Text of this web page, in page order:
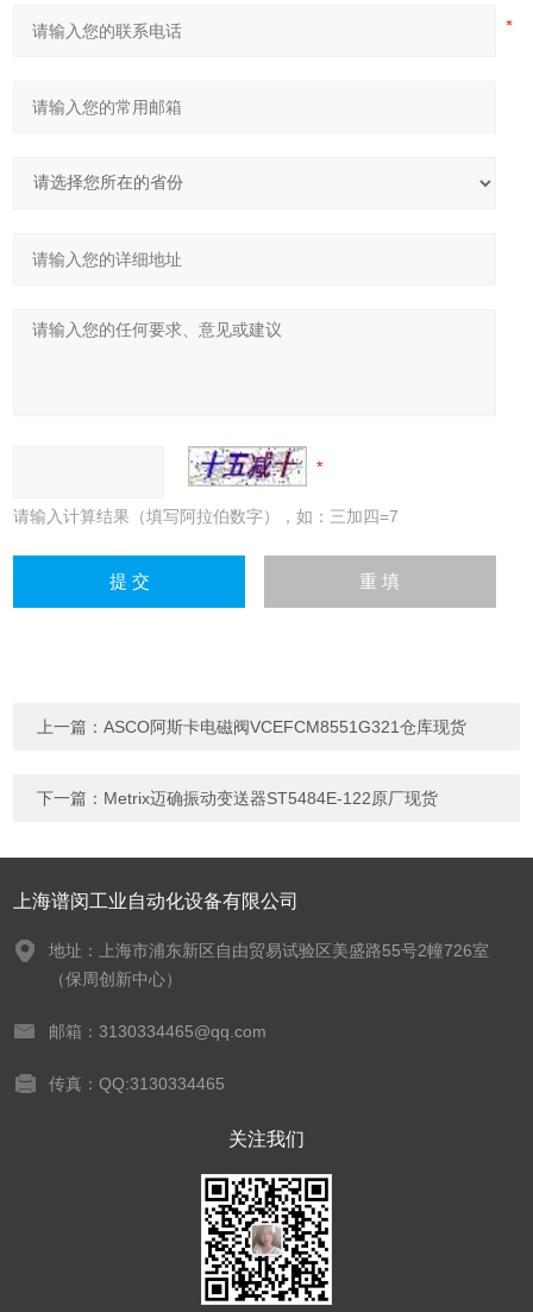
请输入计算结果（填写阿拉伯数字），如：三加四=7
上一篇：ASCO阿斯卡电磁阀VCEFCM8551G321仓库现货
下一篇： Metrix迈确振动变送器ST5484E-122原厂现货
上海谱闵工业自动化设备有限公司
地址：上海市浦东新区自由贸易试验区美盛路55号2幢726室
（保周创新中心）
邮箱：3130334465@qq.com
传真：QQ:3130334465
关注我们